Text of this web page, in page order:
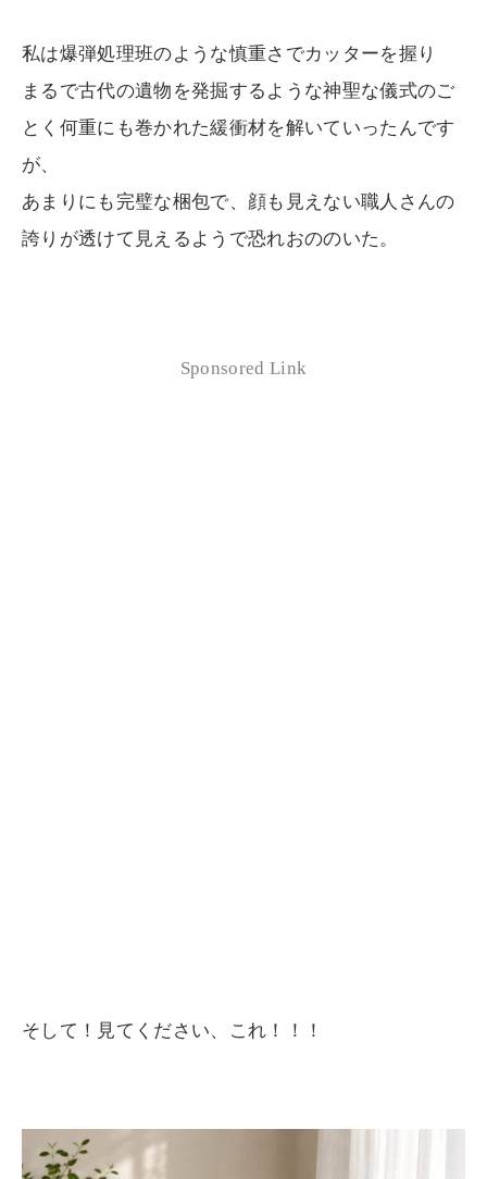
私は爆弾処理班のような慎重さでカッターを握り
まるで古代の遺物を発掘するような神聖な儀式のご
とく何重にも巻かれた緩衝材を解いていったんです
が、
あまりにも完璧な梱包で、顔も見えない職人さんの
誇りが透けて見えるようで恐れおののいた。
Sponsored Link
そして！見てください、これ！！！